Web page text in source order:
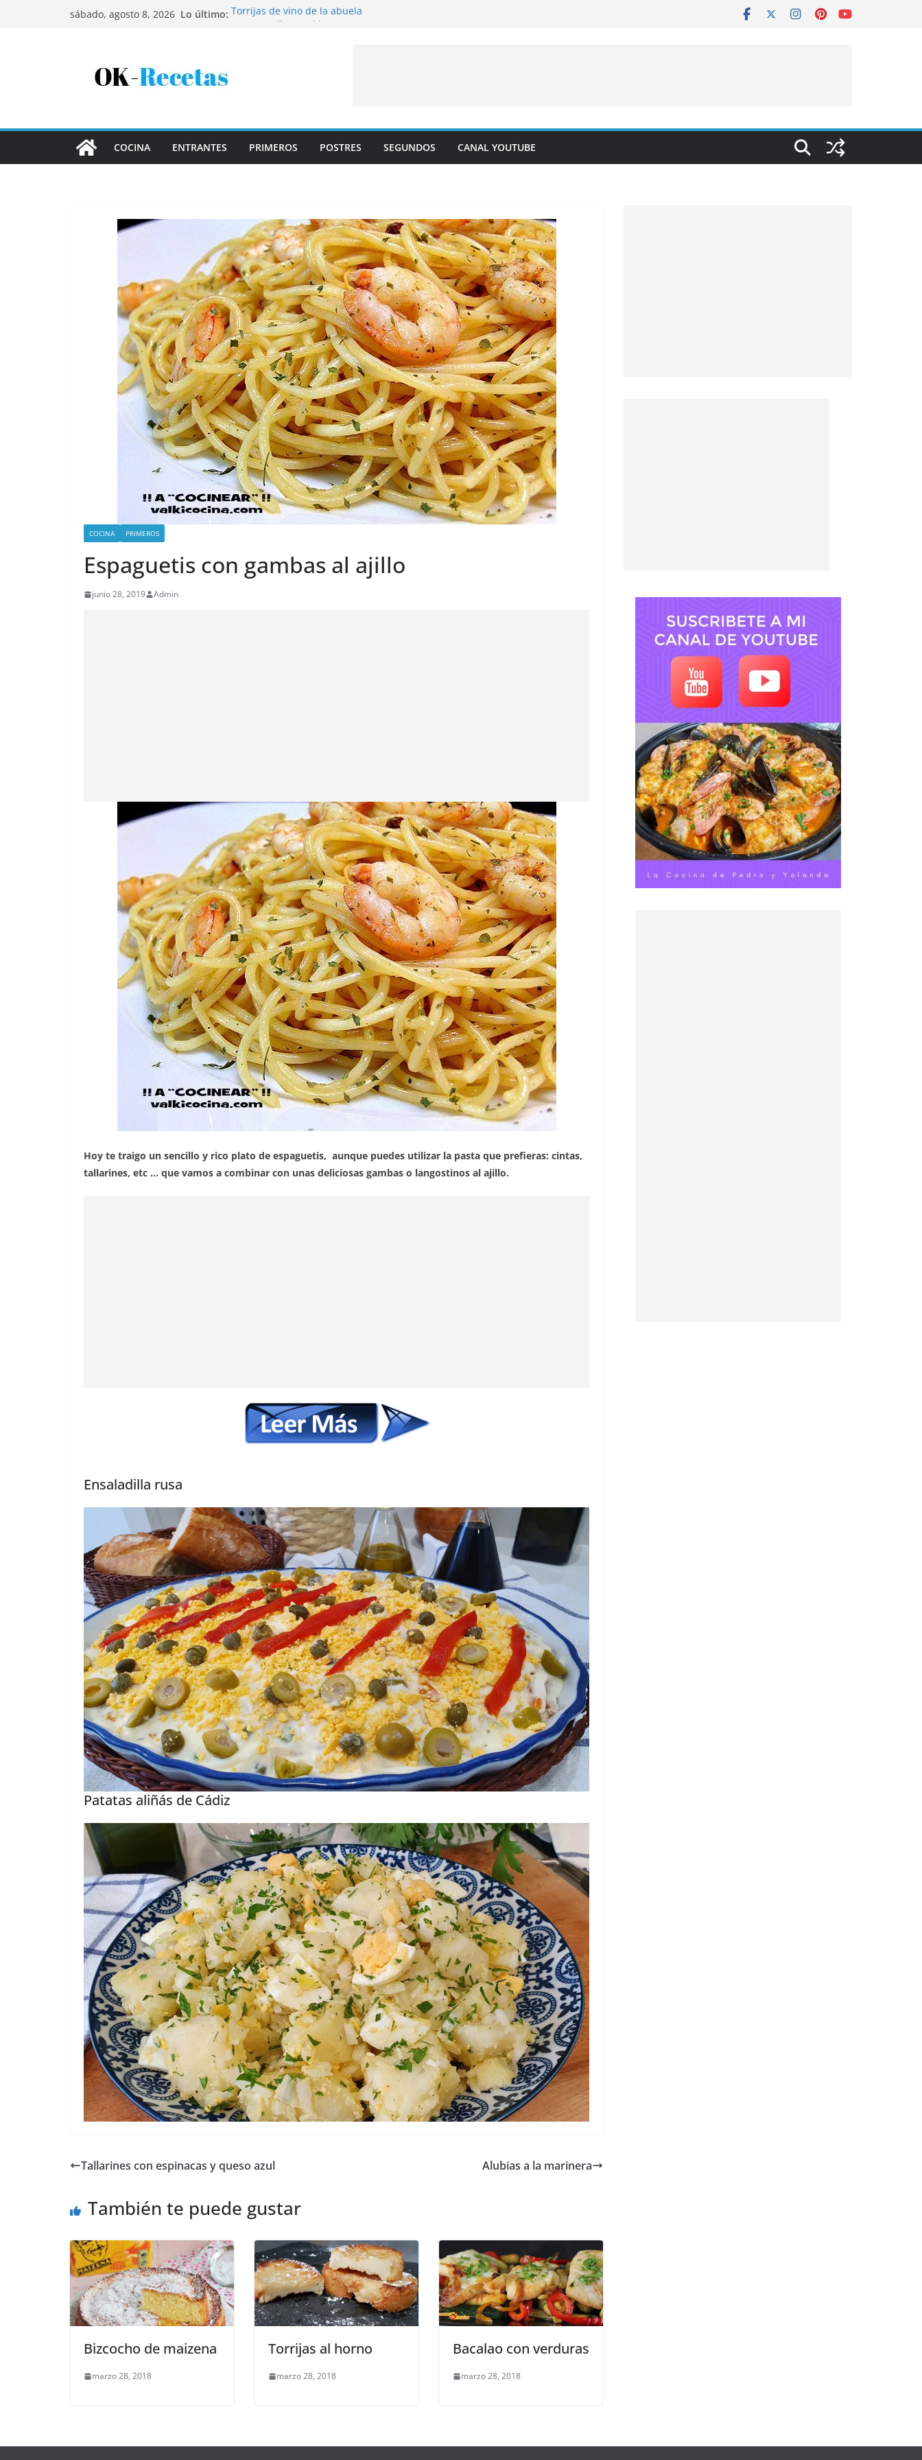
sábado, agosto 8, 2026 Lo último: Torrijas de vino de la abuela
COCINA ENTRANTES PRIMEROS POSTRES SEGUNDOS CANAL YOUTUBE
COCINA PRIMEROS
Espaguetis con gambas al ajillo
junio 28, 2019 Admin
Hoy te traigo un sencillo y rico plato de espaguetis, aunque puedes utilizar la pasta que prefieras: cintas,
tallarines, etc … que vamos a combinar con unas deliciosas gambas o langostinos al ajillo.
Ensaladilla rusa
Patatas aliñás de Cádiz
Tallarines con espinacas y queso azul Alubias a la marinera
También te puede gustar
Bizcocho de maizena
marzo 28, 2018
Torrijas al horno
marzo 28, 2018
Bacalao con verduras
marzo 28, 2018